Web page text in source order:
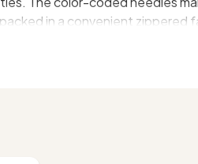
in a convenient zippered
steel swivel cords: 40cm (16") &